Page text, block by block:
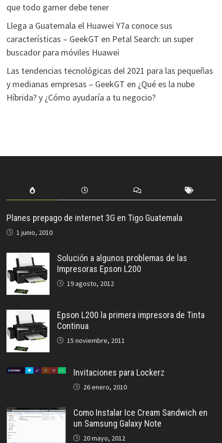
que todo gamer debe tener
Llega a Guatemala el Huawei Y7a conoce sus
características – GeekGT en Petal Search: un super
buscador para móviles Huawei
Las tendencias tecnológicas del 2021 para las pequeñas
y medianas empresas – GeekGT en ¿Qué es la nube
Híbrida? y ¿Cómo ayudaría a tu negocio?
Planes prepago de internet 3G en Tigo Guatemala
1 junio, 2010
Solución a algunos problemas de las
Impresoras Epson L200
19 agosto, 2012
Epson L200 la primera impresora de Tinta
Continua
15 noviembre, 2011
Invitaciones para Lockerz
26 enero, 2010
Como Instalar Ice Cream Sandwich en
un Samsung Galaxy Note
20 mayo, 2012